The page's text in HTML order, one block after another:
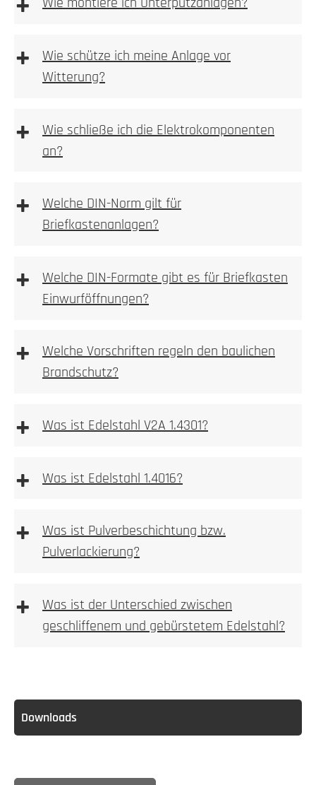
1. Prüfen
2. Ausmessen
3. Bohren
3. Nische ausbrechen
5. Bohren
+
Wie schütze ich meine Anlage vor
Witterung?
+
Wie schließe ich die Elektrokomponenten
an?
Wir empfehlen die Elektroinstallation aber immer
bzw. Videoanlagen immer auf die vom Hersteller
beigelegte Betriebsanleitung!
+
Welche DIN-Norm gilt für
Briefkastenanlagen?
erfahren Sie hier
+
Welche DIN-Formate gibt es für Briefkasten
Einwurföffnungen?
+
Welche Vorschriften regeln den baulichen
Brandschutz?
+ Was ist Edelstahl V2A 1.4301?
+ Was ist Edelstahl 1.4016?
+
Was ist Pulverbeschichtung bzw.
Pulverlackierung?
+
Was ist der Unterschied zwischen
geschliffenem und gebürstetem Edelstahl?
Downloads